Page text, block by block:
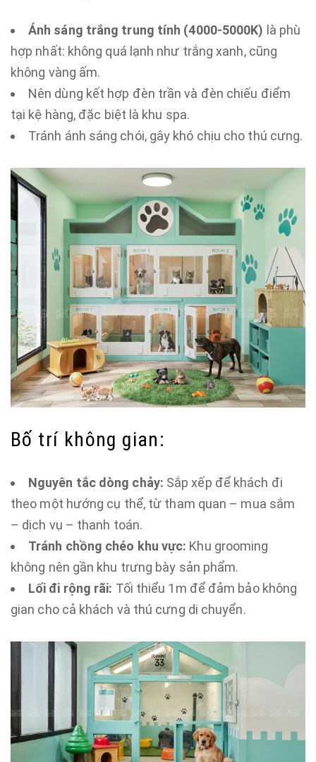
Ánh sáng trắng trung tính (4000-5000K) là phù
hợp nhất: không quá lạnh như trắng xanh, cũng
không vàng ấm.
Nên dùng kết hợp đèn trần và đèn chiếu điểm
tại kệ hàng, đặc biệt là khu spa.
Tránh ánh sáng chói, gây khó chịu cho thú cưng.
Bố trí không gian:
Nguyên tắc dòng chảy: Sắp xếp để khách đi
theo một hướng cụ thể, từ tham quan – mua sắm
– dịch vụ – thanh toán.
Tránh chồng chéo khu vực: Khu grooming
không nên gần khu trưng bày sản phẩm.
Lối đi rộng rãi: Tối thiểu 1m để đảm bảo không
gian cho cả khách và thú cưng di chuyển.